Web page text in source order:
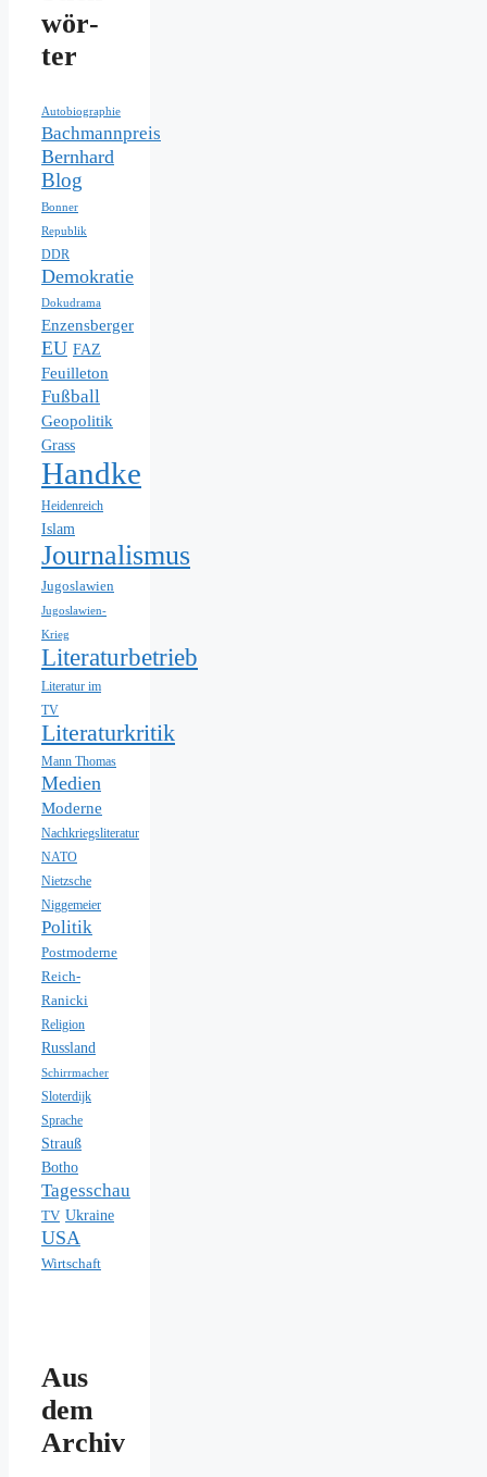
wör­
ter
Autobiographie
Bachmannpreis
Bernhard
Blog
Bonner
Republik
DDR
Demokratie
Dokudrama
Enzensberger
EU FAZ
Feuilleton
Fußball
Geopolitik
Grass
Handke
Heidenreich
Islam
Journalismus
Jugoslawien
Jugoslawien-
Krieg
Literaturbetrieb
Literatur im
TV
Literaturkritik
Mann Thomas
Medien
Moderne
Nachkriegsliteratur
NATO
Nietzsche
Niggemeier
Politik
Postmoderne
Reich-
Ranicki
Religion
Russland
Schirrmacher
Sloterdijk
Sprache
Strauß
Botho
Tagesschau
TV Ukraine
USA
Wirtschaft
Aus
dem
Archiv